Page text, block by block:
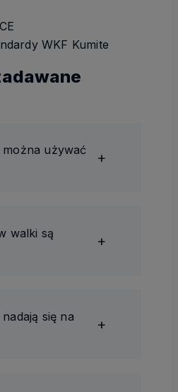
CE
WKF Kumite
używać
walki są
się na